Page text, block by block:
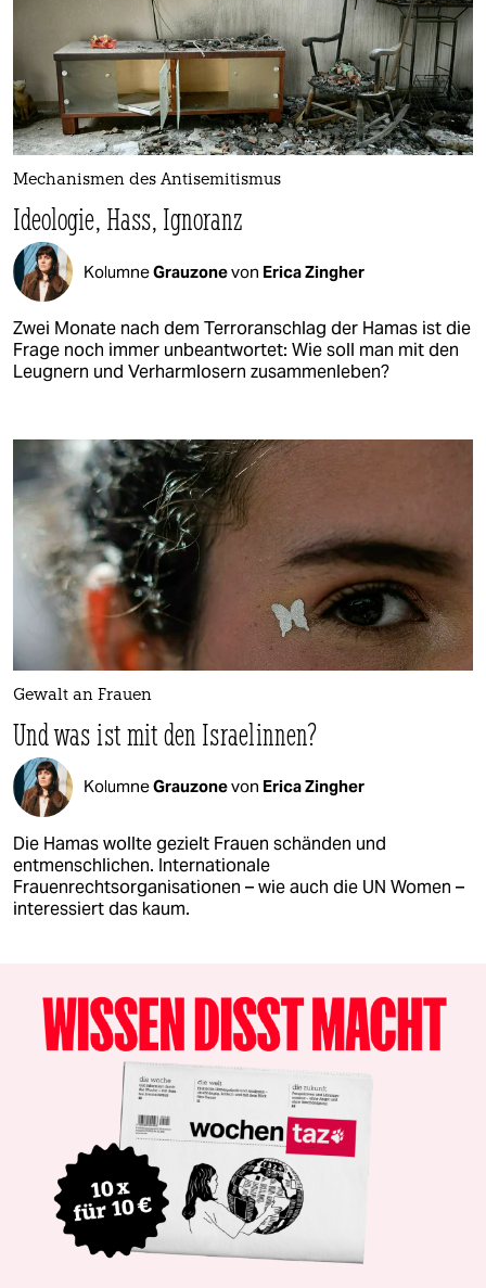
Mechanismen des Antisemitismus
Ideologie, Hass, Ignoranz
KolumneGrauzonevon Erica Zingher
Zwei Monate nach dem Terroranschlag der Hamas ist die
Frage noch immer unbeantwortet: Wie soll man mit den
Leugnern und Verharmlosern zusammenleben?
Gewalt an Frauen
Und was ist mit den Israelinnen?
KolumneGrauzonevon Erica Zingher
Die Hamas wollte gezielt Frauen schänden und
entmenschlichen. Internationale
Frauenrechtsorganisationen – wie auch die UN Women –
interessiert das kaum.